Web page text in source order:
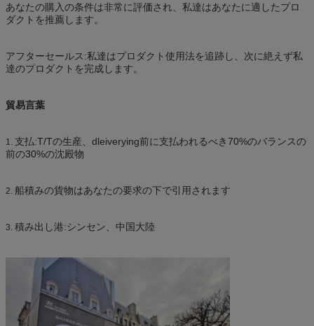
あなたの購入の条件は非常に評価され、私達はあなたに適したプロ
ダクトを推薦します。
アフターセールス:私達はプロダクト使用法を追跡し、次に絶えず私
達のプロダクトを完成します。
貿易言葉
1. 支払:T/Tの生産、dleiverying前に支払われるべき70%のバランスの
前の30%の沈殿物
2. 船積みの貨物はあなたの要求の下で引用されます
3. 積み出し港:シンセン、中国大陸